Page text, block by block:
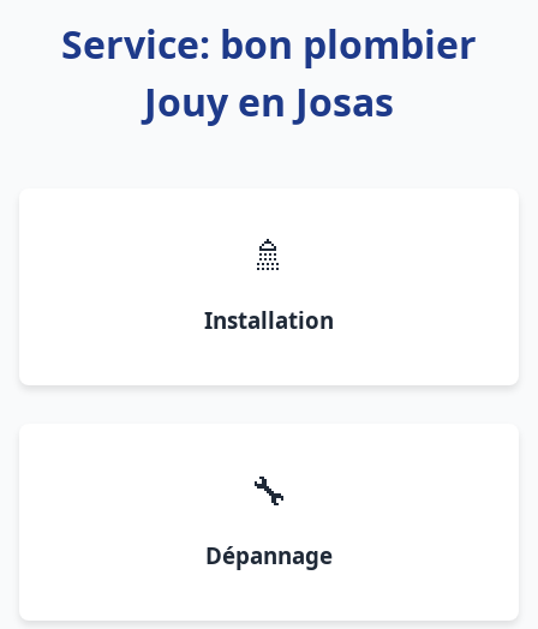
Service: bon plombier
Jouy en Josas
🚿
Installation
🔧
Dépannage